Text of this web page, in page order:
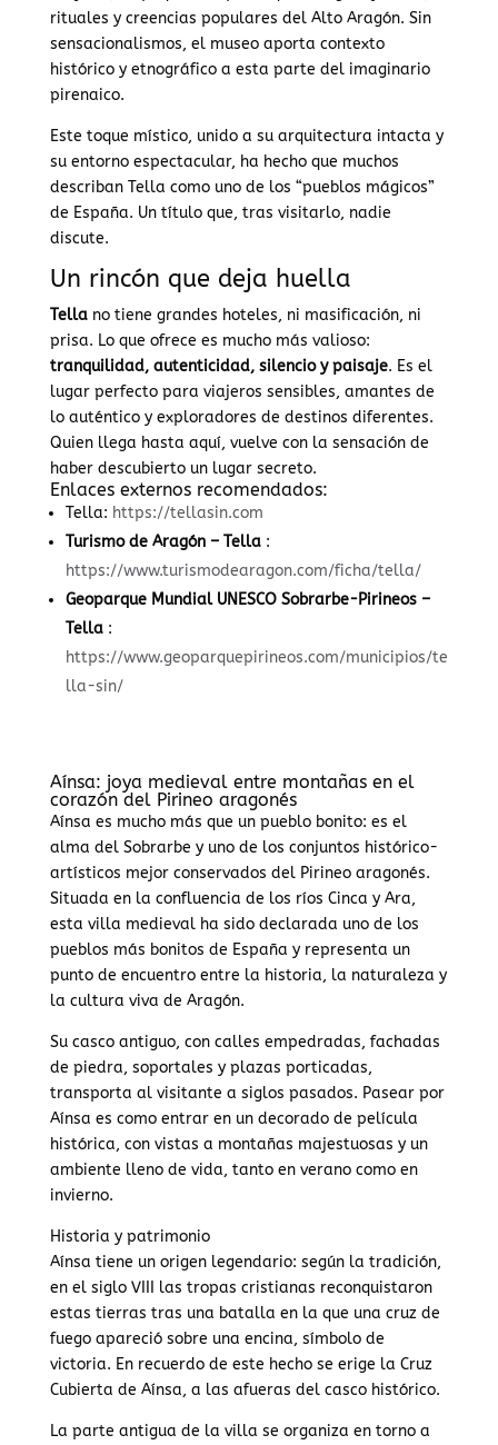
rituales y creencias populares del Alto Aragón. Sin
sensacionalismos, el museo aporta contexto
histórico y etnográfico a esta parte del imaginario
pirenaico.
Este toque místico, unido a su arquitectura intacta y
su entorno espectacular, ha hecho que muchos
describan Tella como uno de los “pueblos mágicos”
de España. Un título que, tras visitarlo, nadie
discute.
Un rincón que deja huella
Tellano tiene grandes hoteles, ni masificación, ni
prisa. Lo que ofrece es mucho más valioso:
tranquilidad, autenticidad, silencio y paisaje. Es el
lugar perfecto para viajeros sensibles, amantes de
lo auténtico y exploradores de destinos diferentes.
Quien llega hasta aquí, vuelve con la sensación de
haber descubierto un lugar secreto.
Enlaces externos recomendados:
Tella: https://tellasin.com
Turismo de Aragón – Tella:
https://www.turismodearagon.com/ficha/tella/
Geoparque Mundial UNESCO Sobrarbe-Pirineos –
Tella:
https://www.geoparquepirineos.com/municipios/te
lla-sin/
Aínsa: joya medieval entre montañas en el
corazón del Pirineo aragonés
Aínsa es mucho más que un pueblo bonito: es el
alma del Sobrarbe y uno de los conjuntos histórico-
artísticos mejor conservados del Pirineo aragonés.
Situada en la confluencia de los ríos Cinca y Ara,
esta villa medieval ha sido declarada uno de los
pueblos más bonitos de España y representa un
punto de encuentro entre la historia, la naturaleza y
la cultura viva de Aragón.
Su casco antiguo, con calles empedradas, fachadas
de piedra, soportales y plazas porticadas,
transporta al visitante a siglos pasados. Pasear por
Aínsa es como entrar en un decorado de película
histórica, con vistas a montañas majestuosas y un
ambiente lleno de vida, tanto en verano como en
invierno.
Historia y patrimonio
Aínsa tiene un origen legendario: según la tradición,
en el siglo VIII las tropas cristianas reconquistaron
estas tierras tras una batalla en la que una cruz de
fuego apareció sobre una encina, símbolo de
victoria. En recuerdo de este hecho se erige la Cruz
Cubierta de Aínsa, a las afueras del casco histórico.
La parte antigua de la villa se organiza en torno a